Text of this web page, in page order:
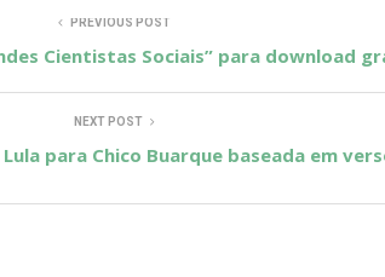
PREVIOUS POST
Cientistas Sociais” para download
NEXT POST
para Chico Buarque baseada em